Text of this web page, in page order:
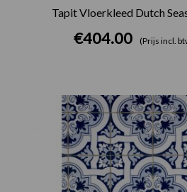
Tapit Vloerkleed Dutch
€404.00 (Prijs incl.